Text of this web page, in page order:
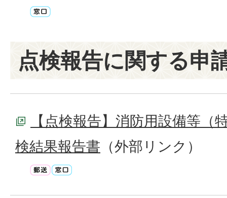
点検報告に関する申
【点検報告】消防用設備等（
検結果報告書 （外部リンク）